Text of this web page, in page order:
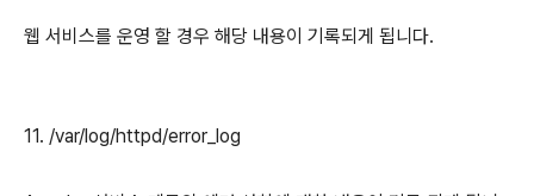
웹 서비스를 운영 할 경우 해당 내용이 기록되게 됩니다.
11. /var/log/httpd/error_log